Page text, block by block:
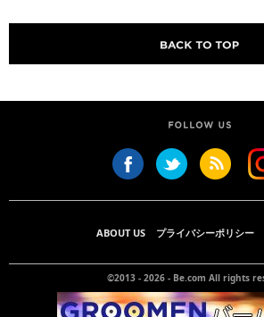
ABOUT US プライバシーポリシー
©2013 - 2026 - Be.com All rights